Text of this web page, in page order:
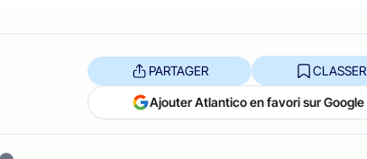
PARTAGER CLASSER
Ajouter Atlantico en favori sur Google